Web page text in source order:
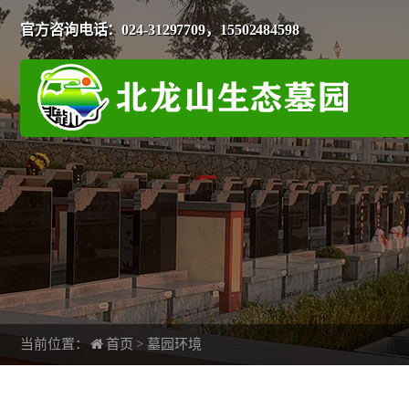
官方咨询电话：024-31297709，15502484598
当前位置： 首页 >墓园环境